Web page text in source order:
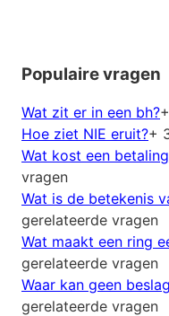
Populaire vragen
Wat zit er in een bh?
Hoe ziet NIE eruit?+
Wat kost een
vragen
Wat is de betekenis
gerelateerde vragen
Wat maakt een ring
gerelateerde vragen
Waar kan geen
gerelateerde vragen